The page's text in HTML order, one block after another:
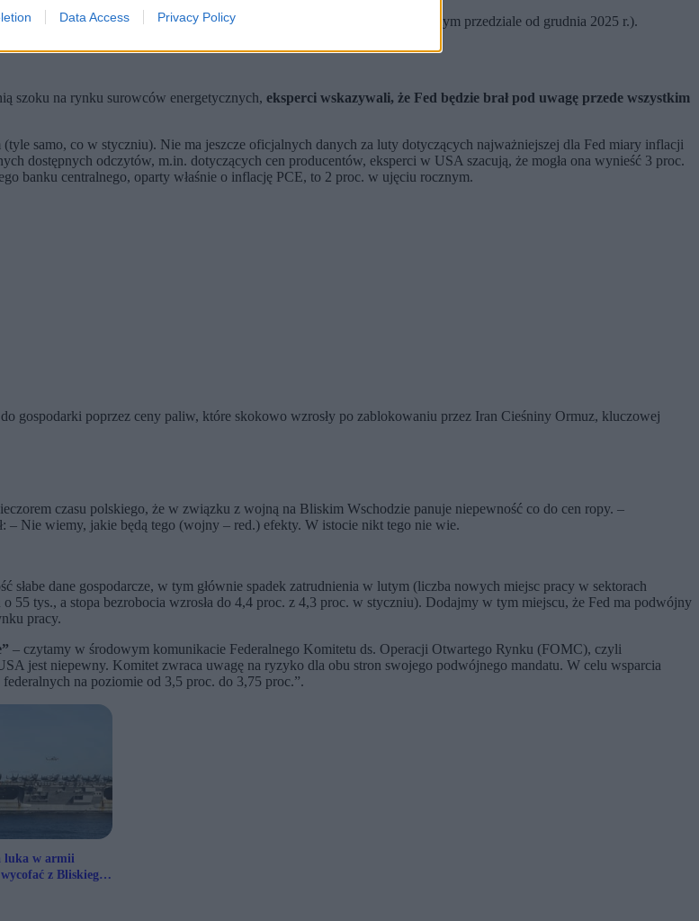
Data Access Privacy Policy
stóp procentowych w przedziale 3,50-3,75 proc. (pozostają one w tym przedziale od grudnia 2025 r.).
szoku na rynku surowców energetycznych, eksperci wskazywali, że Fed będzie brał pod uwagę przede wszystkim
samo, co w styczniu). Nie ma jeszcze oficjalnych danych za luty dotyczących najważniejszej dla Fed miary inflacji
dostępnych odczytów, m.in. dotyczących cen producentów, eksperci w USA szacują, że mogła ona wynieść 3 proc.
banku centralnego, oparty właśnie o inflację PCE, to 2 proc. w ujęciu rocznym.
gospodarki poprzez ceny paliw, które skokowo wzrosły po zablokowaniu przez Iran Cieśniny Ormuz, kluczowej
czasu polskiego, że w związku z wojną na Bliskim Wschodzie panuje niepewność co do cen ropy. –
– Nie wiemy, jakie będą tego (wojny – red.) efekty. W istocie nikt tego nie wie.
słabe dane gospodarcze, w tym głównie spadek zatrudnienia w lutym (liczba nowych miejsc pracy w sektorach
55 tys., a stopa bezrobocia wzrosła do 4,4 proc. z 4,3 proc. w styczniu). Dodajmy w tym miejscu, że Fed ma podwójny
pracy.
– czytamy w środowym komunikacie Federalnego Komitetu ds. Operacji Otwartego Rynku (FOMC), czyli
jest niepewny. Komitet zwraca uwagę na ryzyko dla obu stron swojego podwójnego mandatu. W celu wsparcia
na poziomie od 3,5 proc. do 3,75 proc.”.
luka w armii
z Bliskiego